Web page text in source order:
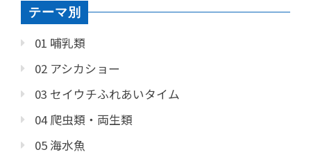
テーマ別
01 哺乳類
02 アシカショー
03 セイウチふれあいタイム
04 爬虫類・両生類
05 海水魚